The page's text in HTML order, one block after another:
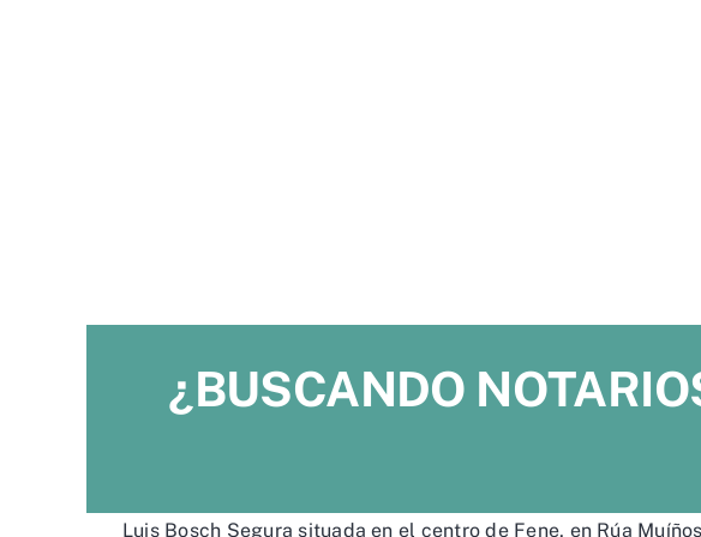
¿BUSCANDO
Luis Bosch Segura situada en el centro de Fene, en Rúa